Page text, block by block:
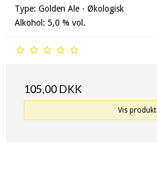
Type: Golden Ale - Økologisk
Alkohol: 5,0 % vol.
105,00 DKK
Vis produkt